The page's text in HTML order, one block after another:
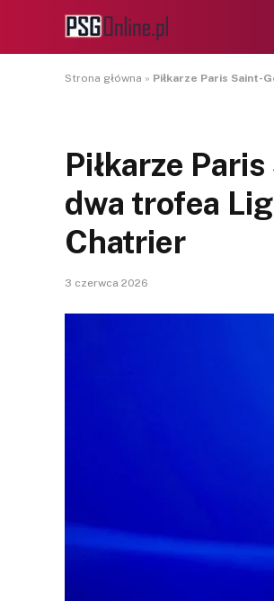
Strona główna » Piłkarze Paris Saint-
Piłkarze
dwa trofea
Chatrier
3 czerwca 2026